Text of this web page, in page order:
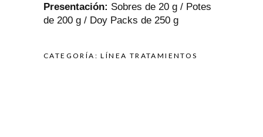
Presentación: Sobres de 20 g / Potes
de 200 g / Doy Packs de 250 g
CATEGORÍA:LÍNEA TRATAMIENTOS